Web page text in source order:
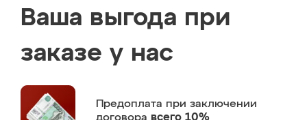
Ваша выгода при
заказе у нас
Предоплата при заключении
договора всего 10%